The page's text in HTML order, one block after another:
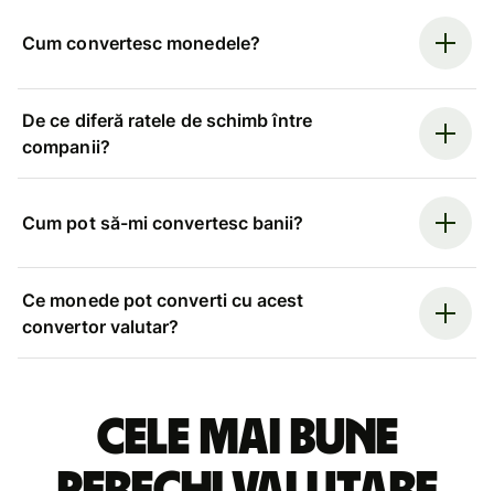
Cum convertesc monedele?
De ce diferă ratele de schimb între
companii?
Cum pot să-mi convertesc banii?
Ce monede pot converti cu acest
convertor valutar?
Cele mai bune